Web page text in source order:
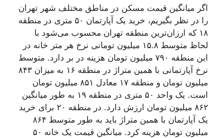
اگر میانگین قیمت مسکن در مناطق مختلف شهر تهران
را در نظر بگیریم، خرید یک آپارتمان ۵۰ متری در منطقه
۱۸ که ارزان‌ترین منطقه تهران محسوب می‌شود با
لحاظ متوسط ۱۵.۸ میلیون تومانی نرخ هر متر خانه در
این منطقه ۷۹۰ میلیون تومان هزینه در بر دارد. متوسط
نرخ آپارتمانی با همین متراژ در منطقه ۱۶ به میزان ۸۴۳
میلیون تومان و منطقه ۱۷ معادل ۸۵۱ میلیون تومان
است. یک واحد ۵۰ متری در منطقه ۱۹ به طور میانگین
۸۶۲ میلیون تومان ارزش دارد. در منطقه ۲۰ برای خرید
یک آپارتمان با همین متراژ باید به طور متوسط ۸۶۴
میلیون تومان هزینه کرد. میانگین قیمت یک خانه ۵۰